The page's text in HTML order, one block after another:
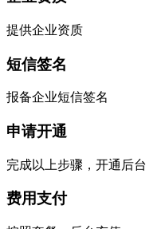
提供企业资质
短信签名
报备企业短信签名
申请开通
完成以上步骤，开通后台
费用支付